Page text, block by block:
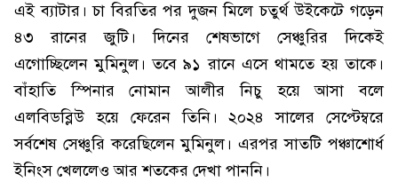
এই ব্যাটার। চা বিরতির পর দুজন মিলে চতুর্থ উইকেটে গড়েন
৪৩ রানের জুটি। দিনের শেষভাগে সেঞ্চুরির দিকেই
এগোচ্ছিলেন মুমিনুল। তবে ৯১ রানে এসে থামতে হয় তাকে।
বাঁহাতি স্পিনার নোমান আলীর নিচু হয়ে আসা বলে
এলবিডব্লিউ হয়ে ফেরেন তিনি। ২০২৪ সালের সেপ্টেম্বরে
সর্বশেষ সেঞ্চুরি করেছিলেন মুমিনুল। এরপর সাতটি পঞ্চাশোর্ধ
ইনিংস খেললেও আর শতকের দেখা পাননি।